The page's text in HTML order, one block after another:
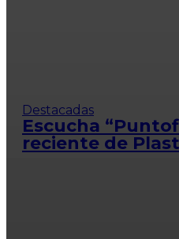
Destacadas
Escucha
reciente de